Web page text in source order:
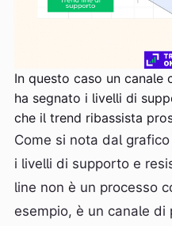
In questo caso un
ha segnato i livelli di
che il trend ribassista
Come si nota dal
i livelli di supporto e
line non è un processo
esempio, è un canale di